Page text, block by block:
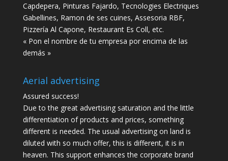
Capdepera, Pinturas Fajardo, Tecnologies Electriques
Gabellines, Ramon de ses cuines, Assesoria RBF,
Pizzería Al Capone, Restaurant Es Coll, etc.
« Pon el nombre de tu empresa por encima de las
demás »
Aerial advertising
Assured success!
Due to the great advertising saturation and the little
differentiation of products and prices, something
different is needed. The usual advertising on land is
diluted with so much offer, this is different, it is in
heaven. This support enhances the corporate brand